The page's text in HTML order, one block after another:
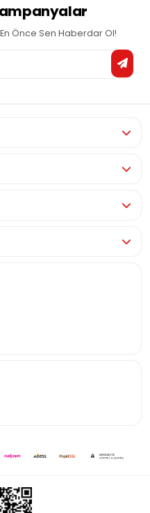
Önce Sen Haberdar Ol!